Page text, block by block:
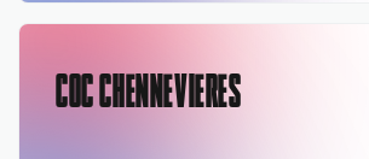
COC CHENNEVIERES